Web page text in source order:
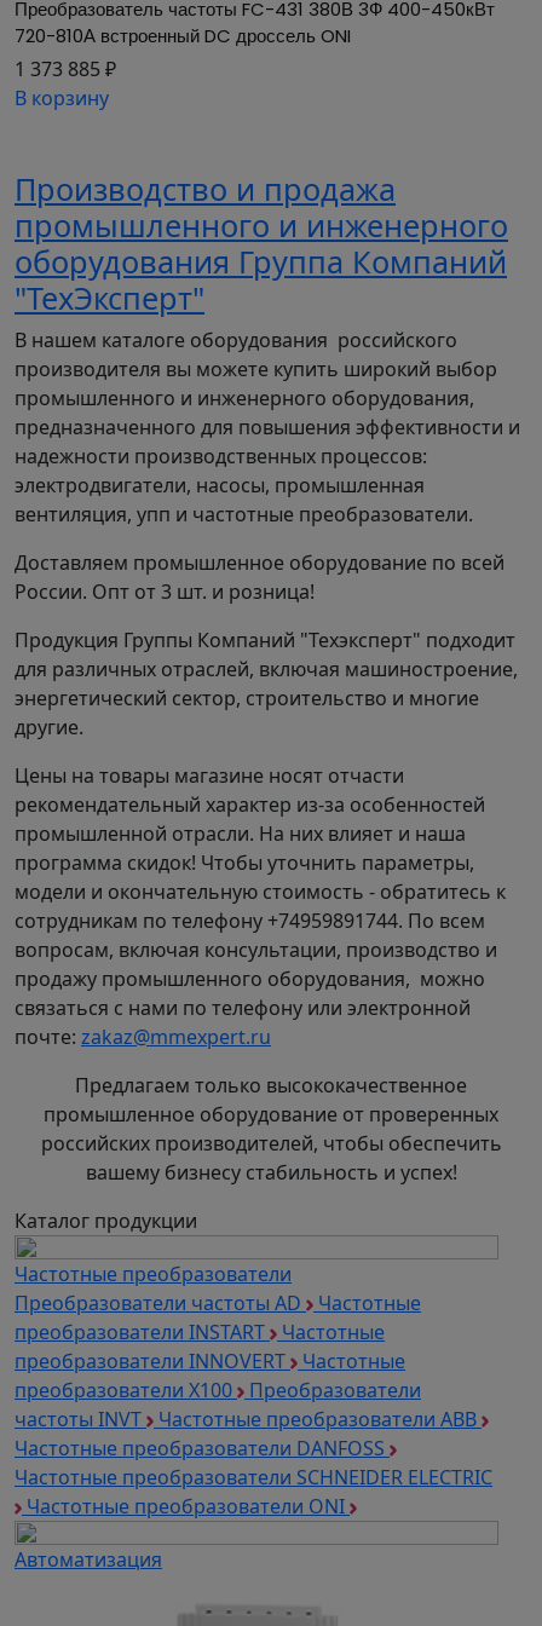
Декларация 004, 020 (PDF, 9.57 MB)
Отказное письмо 123-ФЗ (PDF, 12.57 MB)
Паспорта и РЭ
Краткое руководство по эксплуатации (PDF,
296.66 KB)
Руководство По Эксплуатации (PDF, 74.16 MB)
Дополнительные изображения
Схема Подключения (JPG, 146.75 KB)
Габаритный Чертеж (JPG, 171.24 KB)
Модели для проектировщиков
3D-модель, STEP-формат (STEP, 6.98 MB)
Схема Подключения (JPG, 146.75 KB)
Возможность подключения дополнительных
Возможность установки выходной частоты 3200
Возможность изготовления ПЧ со встроенным
Возможность функционирования массива
5 виртуальных входов; 5 виртуальных выходов.
Модуль управления логикой торможения.
Встроенный тормозной модуль в ПЧ ≤ 22 кВт.
Внешний тормозной модуль в ПЧ ≥ 30 кВт.
Встроенный дроссель ЦПТ в ПЧ ≥ 185 кВт.
Встроенный в корпус пульт управления и
Технические характеристики
Выход мощность при номин выход напряжении, кВт
Преобразователь частоты FC-431 380В 3Ф 400-450кВт
720-810А встроенный DC дроссель ONI
1 373 885 ₽
В корзину
Производство и продажа
промышленного и инженерного
оборудования Группа Компаний
"ТехЭксперт"
В нашем каталоге оборудования российского
производителя вы можете купить широкий выбор
промышленного и инженерного оборудования,
предназначенного для повышения эффективности и
надежности производственных процессов:
электродвигатели, насосы, промышленная
вентиляция, упп и частотные преобразователи.
Доставляем промышленное оборудование по всей
России. Опт от 3 шт. и розница!
Продукция Группы Компаний "Техэксперт" подходит
для различных отраслей, включая машиностроение,
энергетический сектор, строительство и многие
другие.
Цены на товары магазине носят отчасти
рекомендательный характер из-за особенностей
промышленной отрасли. На них влияет и наша
программа скидок! Чтобы уточнить параметры,
модели и окончательную стоимость - обратитесь к
сотрудникам по телефону +74959891744. По всем
вопросам, включая консультации, производство и
продажу промышленного оборудования, можно
связаться с нами по телефону или электронной
почте: zakaz@mmexpert.ru
Предлагаем только высококачественное
промышленное оборудование от проверенных
российских производителей, чтобы обеспечить
вашему бизнесу стабильность и успех!
Каталог продукции
Частотные преобразователи
Преобразователи частоты AD
Частотные
преобразователи INSTART
Частотные
преобразователи INNOVERT
Частотные
преобразователи Х100
Преобразователи
частоты INVT
Частотные преобразователи ABB
Частотные преобразователи DANFOSS
Частотные преобразователи SCHNEIDER ELECTRIC
Частотные преобразователи ONI
Автоматизация